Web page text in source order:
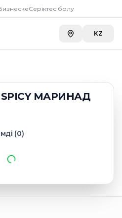
Серіктес болу
KZ
SPICY МАРИНАД
(0)